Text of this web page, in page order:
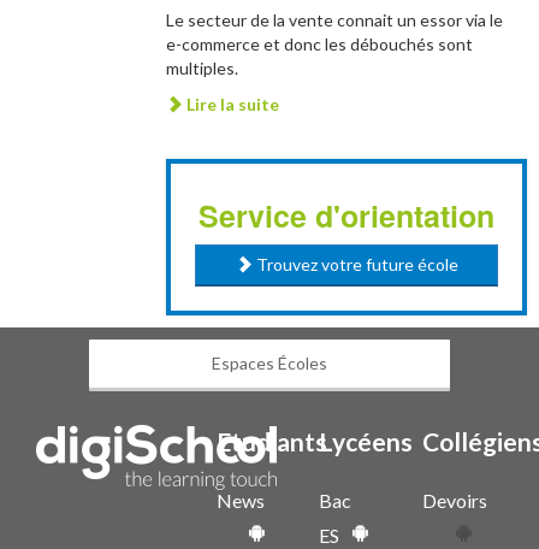
Le secteur de la vente connait un essor via le
e-commerce et donc les débouchés sont
multiples.
Lire la suite
Service d'orientation
Trouvez votre future école
Espaces Écoles
Etudiants
News
Lycéens
Bac
ES
Devoirs